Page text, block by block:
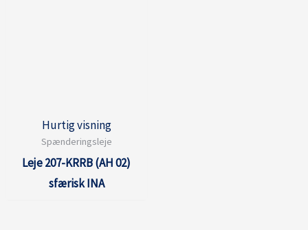
Hurtig visning
Spænderingsleje
Leje 207-KRRB (AH 02)
sfærisk INA